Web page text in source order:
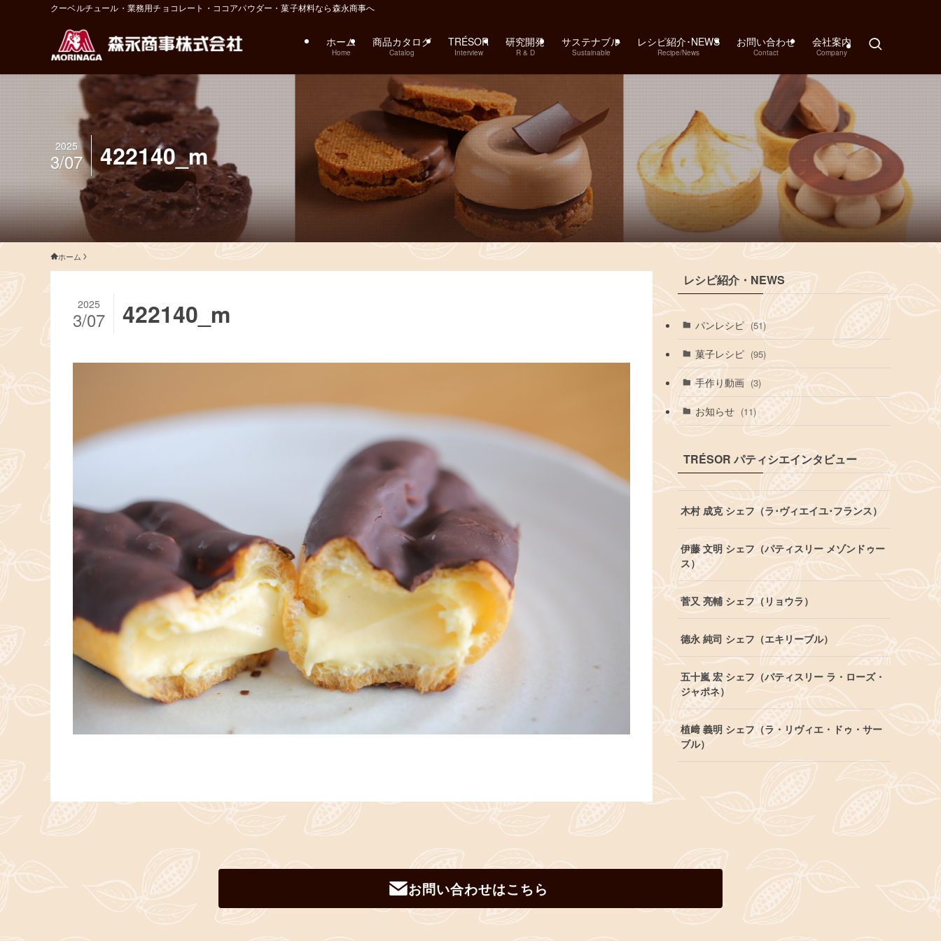
クーベルチュール・業務用チョコレート・ココアパウダー・菓子材料なら森永商事へ
ホーム
Home
商品カタログ
Catalog
TRÉSOR
Interview
研究開発
R & D
サステナブル
Sustainable
レシピ紹介･NEWS
Recipe/News
お問い合わせ
Contact
会社案内
Company
422140_m
2025
3/07
ホーム
422140_m
2025
3/07
レシピ紹介・NEWS
パンレシピ (51)
菓子レシピ (95)
手作り動画 (3)
お知らせ (11)
TRÉSOR パティシエインタビュー
木村 成克 シェフ（ラ･ヴィエイユ･フランス）
伊藤 文明 シェフ（パティスリー メゾンドゥー
ス）
菅又 亮輔 シェフ（リョウラ）
德永 純司 シェフ（エキリーブル）
五十嵐 宏 シェフ（パティスリー ラ・ローズ・
ジャポネ）
植﨑 義明 シェフ（ラ・リヴィエ・ドゥ・サー
ブル）
お問い合わせはこちら